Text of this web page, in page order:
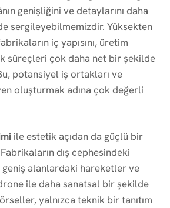
genişliğini ve detaylarını daha
sergileyebilmemizdir. Yüksekten
iç yapısını, üretim
süreçleri çok daha net bir şekilde
potansiyel iş ortakları ve
oluşturmak adına çok değerli
ile estetik açıdan da güçlü bir
dış cephesindeki
geniş alanlardaki hareketler ve
ile daha sanatsal bir şekilde
yalnızca teknik bir tanıtım